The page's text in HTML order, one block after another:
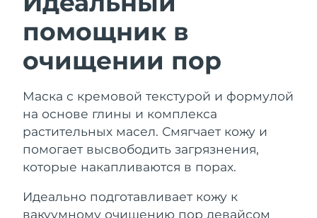
помощник в
очищении пор
Маска с кремовой текстурой и формулой
на основе глины и комплекса
растительных масел. Смягчает кожу и
помогает высвободить загрязнения,
которые накапливаются в порах.
Идеально подготавливает кожу к
вакуумному очищению пор девайсом